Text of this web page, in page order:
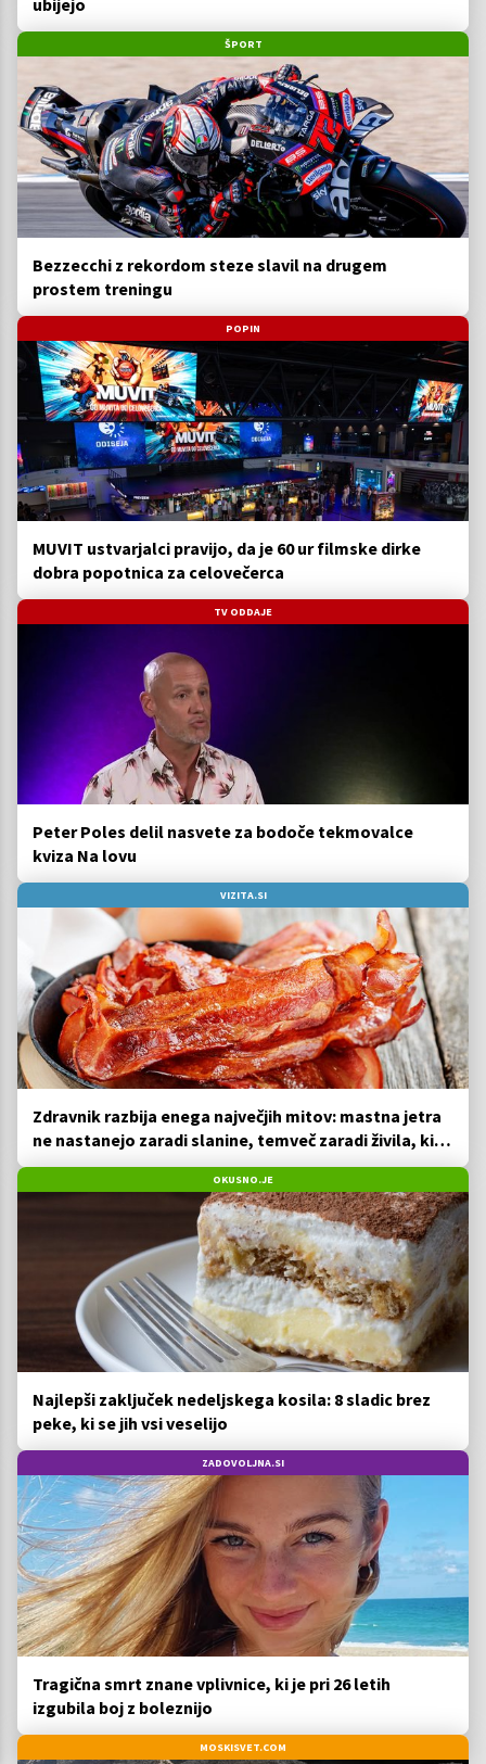
ubijejo
ŠPORT
Bezzecchi z rekordom steze slavil na drugem
prostem treningu
POPIN
MUVIT ustvarjalci pravijo, da je 60 ur filmske dirke
dobra popotnica za celovečerca
TV ODDAJE
Peter Poles delil nasvete za bodoče tekmovalce
kviza Na lovu
VIZITA.SI
Zdravnik razbija enega največjih mitov: mastna jetra
ne nastanejo zaradi slanine, temveč zaradi živila, ki
ga imamo vsi radi
OKUSNO.JE
Najlepši zaključek nedeljskega kosila: 8 sladic brez
peke, ki se jih vsi veselijo
ZADOVOLJNA.SI
Tragična smrt znane vplivnice, ki je pri 26 letih
izgubila boj z boleznijo
MOSKISVET.COM